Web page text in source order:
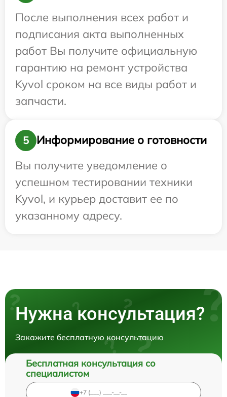
После выполнения всех работ и
подписания акта выполненных
работ Вы получите официальную
гарантию на ремонт устройства
Kyvol сроком на все виды работ и
запчасти.
5
Информирование о готовности
Вы получите уведомление о
успешном тестировании техники
Kyvol, и курьер доставит ее по
указанному адресу.
Нужна консультация?
Закажите бесплатную консультацию
Бесплатная консультация со
специалистом